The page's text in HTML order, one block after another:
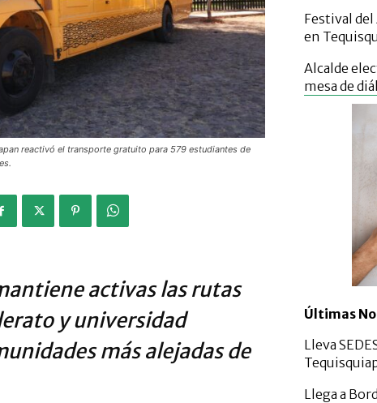
reactivó el transporte gratuito para 579 estudiantes de
activas las rutas
y universidad
más alejadas de
Festival del
en
Alcalde
mesa de
Últimas
Lleva
Llega a